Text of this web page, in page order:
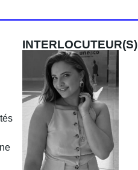
INTERLOCUTEUR(S)